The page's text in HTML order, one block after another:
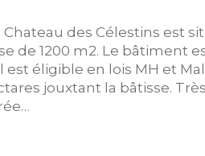
des Célestins est
de 1200 m2. Le bâtiment
éligible en lois MH et
jouxtant la bâtisse.